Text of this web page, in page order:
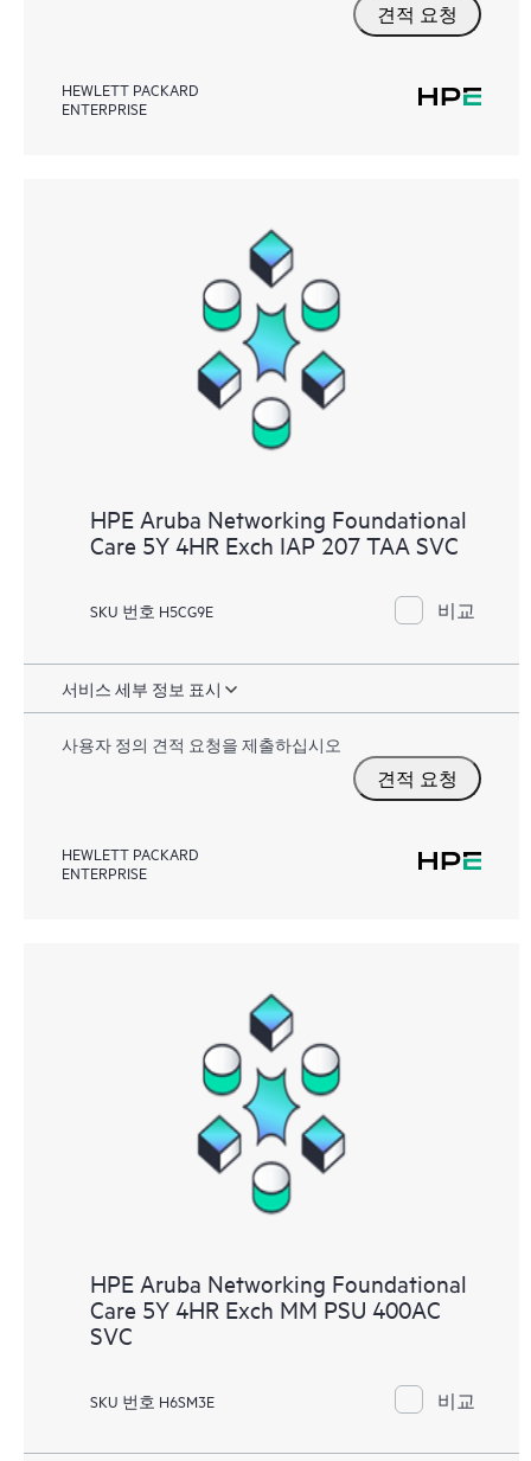
견적 요청
HEWLETT PACKARD
ENTERPRISE
HPE Aruba Networking Foundational
Care 5Y 4HR Exch IAP 207 TAA SVC
SKU 번호 H5CG9E 비교
서비스 세부 정보 표시
사용자 정의 견적 요청을 제출하십시오
견적 요청
HEWLETT PACKARD
ENTERPRISE
HPE Aruba Networking Foundational
Care 5Y 4HR Exch MM PSU 400AC
SVC
SKU 번호 H6SM3E 비교